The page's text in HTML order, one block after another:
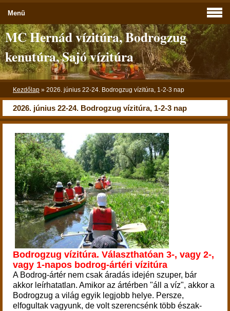
MC Hernád vízitúra, Bodrogzug
kenutúra, Sajó vízitúra
Kezdőlap » 2026. június 22-24. Bodrogzug vízitúra, 1-2-3 nap
2026. június 22-24. Bodrogzug vízitúra, 1-2-3 nap
Bodrogzug vízitúra. Választhatóan 3-, vagy 2-,
vagy 1-napos bodrog-ártéri vízitúra
A Bodrog-ártér nem csak áradás idején szuper, bár
akkor leírhatatlan. Amikor az ártérben "áll a víz", akkor a
Bodrogzug a világ egyik legjobb helye. Persze,
elfogultak vagyunk, de volt szerencsénk több észak-
Menü